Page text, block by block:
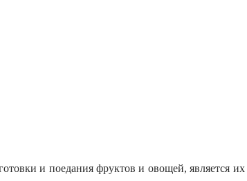
и поедания фруктов и овощей, является